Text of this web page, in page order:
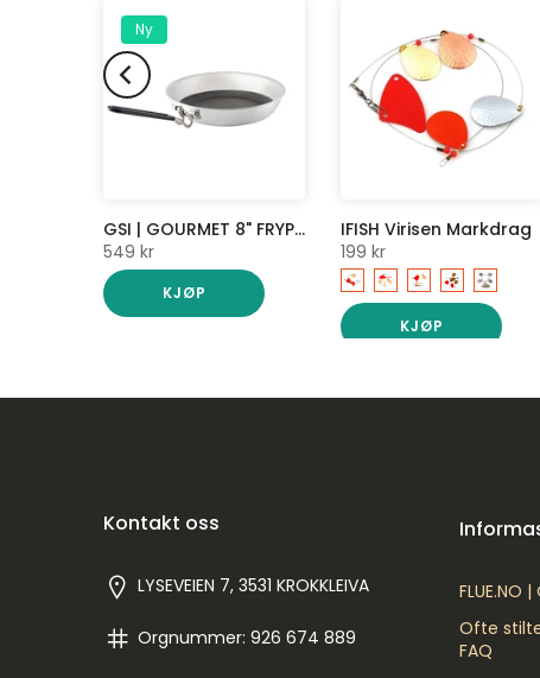
Ny
GSI | GOURMET 8" FRYPAN | STEKEPANNE FOR TUR | BÅLPANNE
549 kr
KJØP
IFISH Virisen Markdrag
199 kr
KJØP
Kontakt oss
LYSEVEIEN 7, 3531 KROKKLEIVA
Orgnummer: 926 674 889
FLUE.NO
Ofte
FAQ